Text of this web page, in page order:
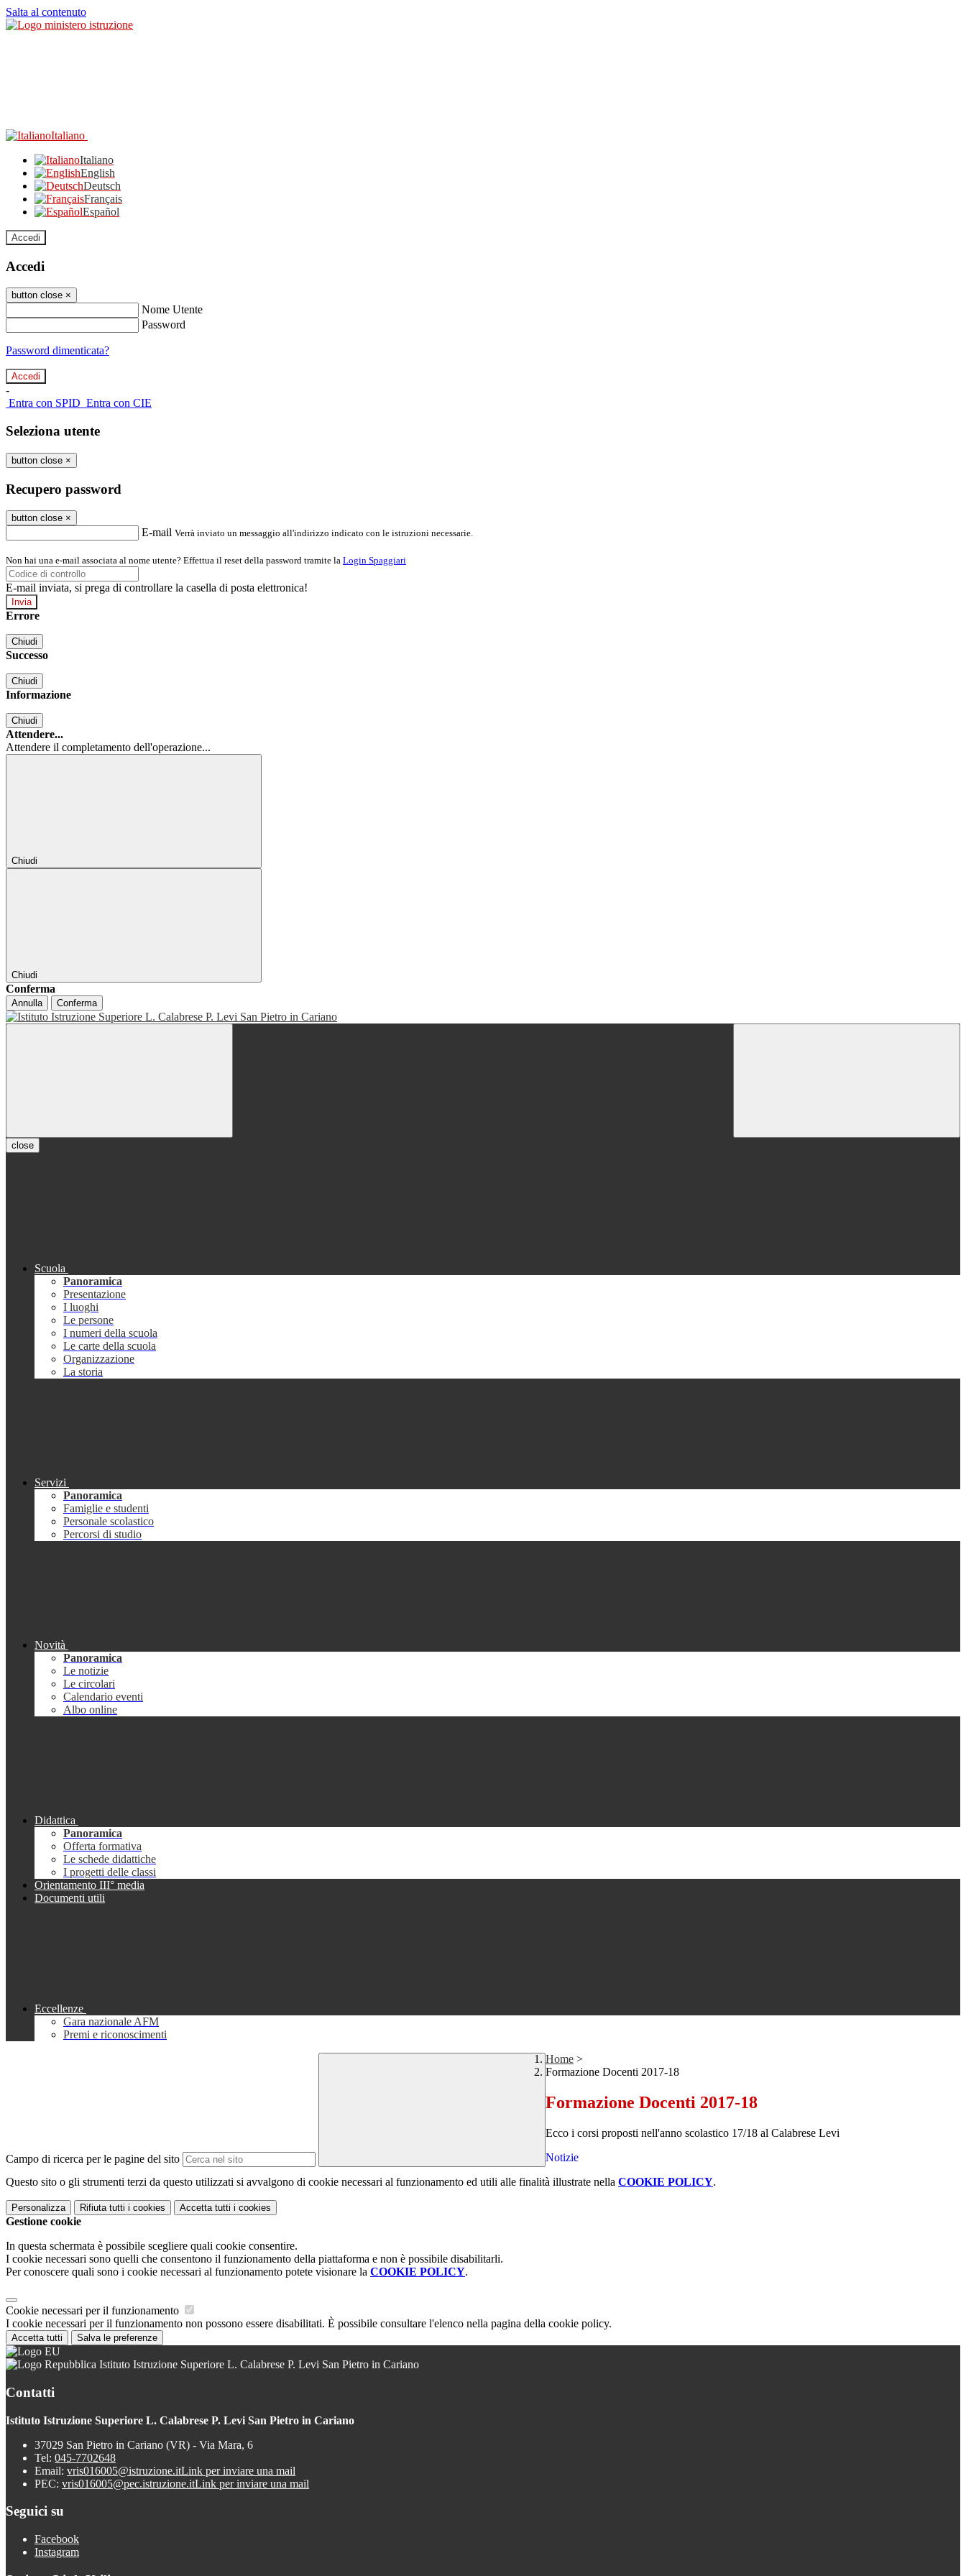
Salta al contenuto
Italiano
Italiano
English
Deutsch
Français
Español
Accedi
Accedi
button close ×
Nome Utente
Password
Password dimenticata?
-
Entra con SPID Entra con CIE
Seleziona utente
button close ×
Recupero password
button close ×
E-mail Verrà inviato un messaggio all'indirizzo indicato con le istruzioni necessarie.
Non hai una e-mail associata al nome utente? Effettua il reset della password tramite la Login Spaggiari
E-mail inviata, si prega di controllare la casella di posta elettronica!
Errore
Chiudi
Successo
Chiudi
Informazione
Chiudi
Attendere...
Attendere il completamento dell'operazione...
Chiudi
Chiudi
Conferma
Annulla Conferma
close
Scuola
Panoramica
Presentazione
I luoghi
Le persone
I numeri della scuola
Le carte della scuola
Organizzazione
La storia
Servizi
Panoramica
Famiglie e studenti
Personale scolastico
Percorsi di studio
Novità
Panoramica
Le notizie
Le circolari
Calendario eventi
Albo online
Didattica
Panoramica
Offerta formativa
Le schede didattiche
I progetti delle classi
Orientamento III° media
Documenti utili
Eccellenze
Gara nazionale AFM
Premi e riconoscimenti
Campo di ricerca per le pagine del sito
Home >
Formazione Docenti 2017-18
Formazione Docenti 2017-18
Ecco i corsi proposti nell'anno scolastico 17/18 al Calabrese Levi
Notizie
Questo sito o gli strumenti terzi da questo utilizzati si avvalgono di cookie necessari al funzionamento ed utili alle finalità illustrate nella COOKIE POLICY.
Personalizza Rifiuta tutti i cookies Accetta tutti i cookies
Gestione cookie
In questa schermata è possibile scegliere quali cookie consentire.
I cookie necessari sono quelli che consentono il funzionamento della piattaforma e non è possibile disabilitarli.
Per conoscere quali sono i cookie necessari al funzionamento potete visionare la COOKIE POLICY.
Cookie necessari per il funzionamento
I cookie necessari per il funzionamento non possono essere disabilitati. È possibile consultare l'elenco nella pagina della cookie policy.
Accetta tutti Salva le preferenze
Istituto Istruzione Superiore L. Calabrese P. Levi San Pietro in Cariano
Contatti
Istituto Istruzione Superiore L. Calabrese P. Levi San Pietro in Cariano
37029 San Pietro in Cariano (VR) - Via Mara, 6
Tel: 045-7702648
Email: vris016005@istruzione.itLink per inviare una mail
PEC: vris016005@pec.istruzione.itLink per inviare una mail
Seguici su
Facebook
Instagram